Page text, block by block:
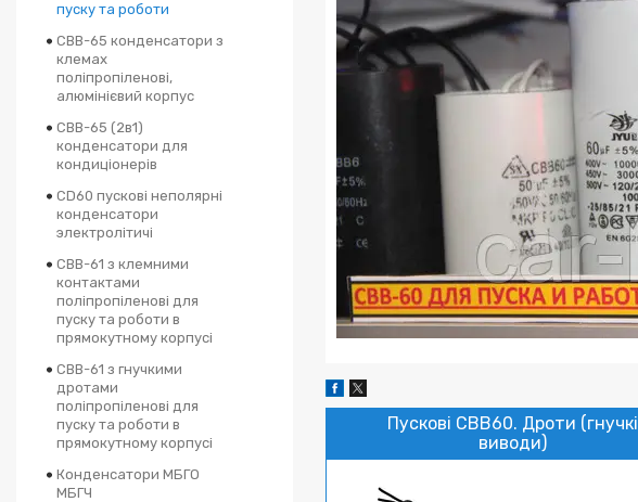
пуску та роботи
CBB-65 конденсатори з
клемах
поліпропіленові,
алюмінієвий корпус
CBB-65 (2в1)
конденсатори для
кондиціонерів
CD60 пускові неполярні
конденсатори
электролітичі
CBB-61 з клемними
контактами
поліпропіленові для
пуску та роботи в
прямокутному корпусі
CBB-61 з гнучкими
дротами
поліпропіленові для
пуску та роботи в
прямокутному корпусі
Конденсатори МБГО
МБГЧ
Пускові CBB60. Дроти (гнучкі
виводи)